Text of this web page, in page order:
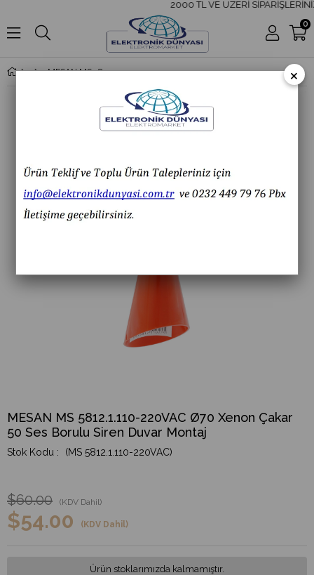
2000 TL VE ÜZERİ
0
MESAN MS 5812.1.110-220VAC Ø70 Xenon Çakar 50 Ses Borulu Siren Duvar Montaj
MESAN MS 5812.1.110-220VAC Ø70 Xenon Çakar
50 Ses Borulu Siren Duvar Montaj
(MS 5812.1.110-220VAC)
$60.00 (KDV Dahil)
$54.00 (KDV Dahil)
Ürün stoklarımızda kalmamıştır.
×